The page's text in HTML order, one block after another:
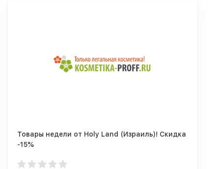
Товары недели от Holy Land (Израиль)! Скидка
-15%